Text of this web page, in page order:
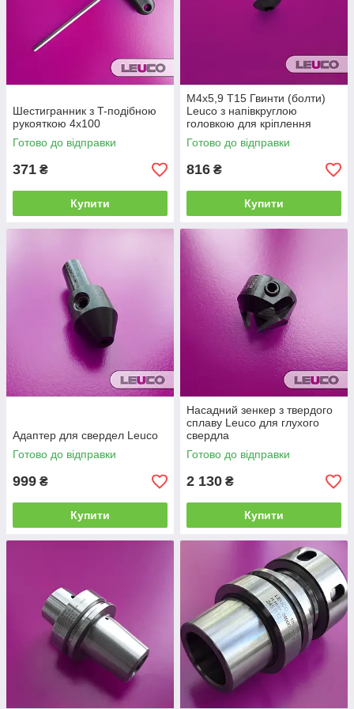
Шестигранник з T-подібною
рукояткою 4х100
Готово до відправки
371 ₴
Купити
M4x5,9 T15 Гвинти (болти)
Leuco з напівкруглою
головкою для кріплення
ножів на фрезі
Готово до відправки
816 ₴
Купити
Адаптер для свердел Leuco
Готово до відправки
999 ₴
Купити
Насадний зенкер з твердого
сплаву Leuco для глухого
свердла
Готово до відправки
2 130 ₴
Купити